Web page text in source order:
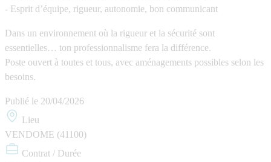
- Esprit d’équipe, rigueur, autonomie, bon communicant
Dans un environnement où la rigueur et la sécurité sont
essentielles… ton professionnalisme fera la différence.
Poste ouvert à toutes et tous, avec aménagements possibles selon les
besoins.
Publié le 20/04/2026
Lieu
VENDOME (41100)
Contrat / Durée